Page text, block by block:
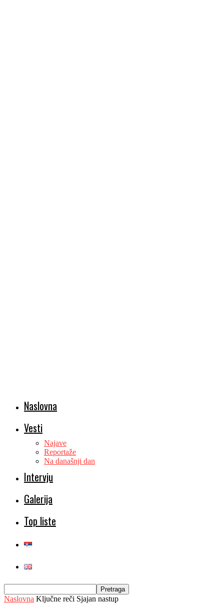
Naslovna
Vesti
Najave
Reportaže
Na današnji dan
Intervju
Galerija
Top liste
Naslovna Ključne reči Sjajan nastup